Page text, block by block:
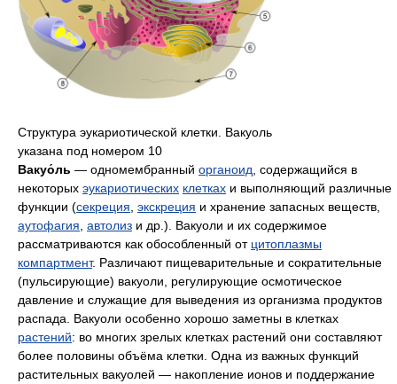
Структура эукариотической клетки. Вакуоль
указана под номером 10
Вакуо́ль — одномембранный органоид , содержащийся в
некоторых эукариотических клетках и выполняющий различные
функции (секреция экскреция и хранение запасных веществ,
аутофагия автолиз и др.). Вакуоли и их содержимое
рассматриваются как обособленный от цитоплазмы
компартмент. Различают пищеварительные и сократительные
(пульсирующие) вакуоли, регулирующие осмотическое
давление и служащие для выведения из организма продуктов
распада. Вакуоли особенно хорошо заметны в клетках
растений: во многих зрелых клетках растений они составляют
более половины объёма клетки. Одна из важных функций
растительных вакуолей — накопление ионов и поддержание